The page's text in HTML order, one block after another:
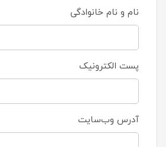
نام و نام خانوادگی
پست الکترونیک
آدرس وب‌سایت